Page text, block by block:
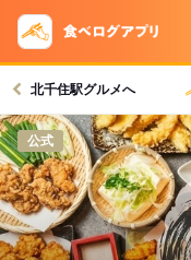
北千住駅グルメへ
公式
コ
戻る
クー